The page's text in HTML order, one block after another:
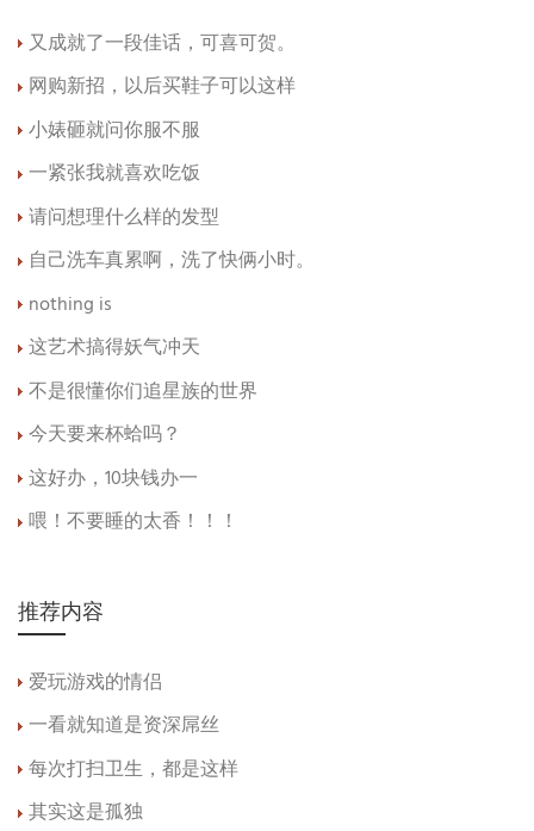
又成就了一段佳话，可喜可贺。
网购新招，以后买鞋子可以这样
小婊砸就问你服不服
一紧张我就喜欢吃饭
请问想理什么样的发型
自己洗车真累啊，洗了快俩小时。
nothing is
这艺术搞得妖气冲天
不是很懂你们追星族的世界
今天要来杯蛤吗？
这好办，10块钱办一
喂！不要睡的太香！！！
推荐内容
爱玩游戏的情侣
一看就知道是资深屌丝
每次打扫卫生，都是这样
其实这是孤独